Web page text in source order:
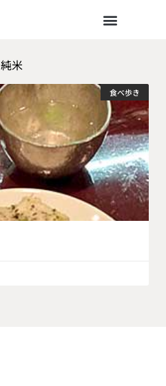
純米
食べ歩き